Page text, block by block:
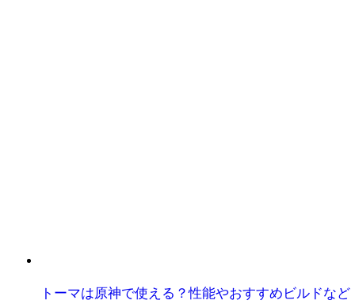
トーマは原神で使える？性能やおすすめビルドなど